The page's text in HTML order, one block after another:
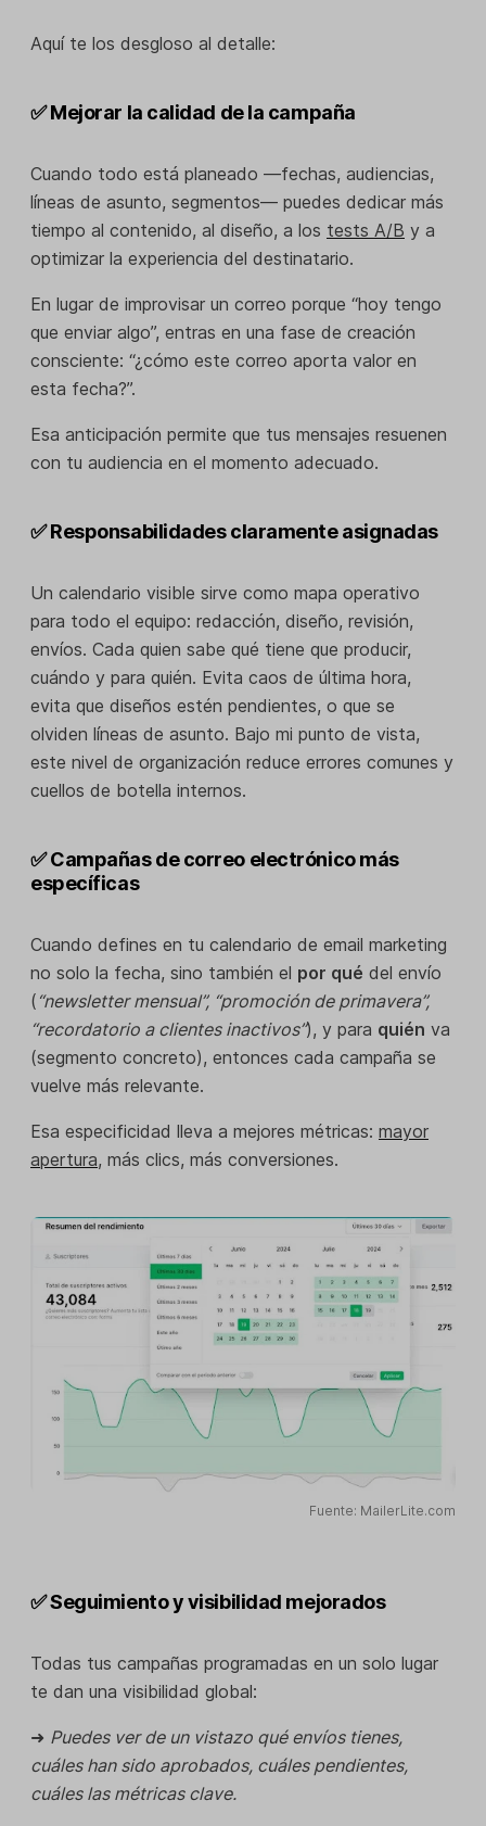
Aquí te los desgloso al detalle:
✅ Mejorar la calidad de la campaña
Cuando todo está planeado —fechas, audiencias,
líneas de asunto, segmentos— puedes dedicar más
tiempo al contenido, al diseño, a los tests A/B y a
optimizar la experiencia del destinatario.
En lugar de improvisar un correo porque “hoy tengo
que enviar algo”, entras en una fase de creación
consciente: “¿cómo este correo aporta valor en
esta fecha?”.
Esa anticipación permite que tus mensajes resuenen
con tu audiencia en el momento adecuado.
✅ Responsabilidades claramente asignadas
Un calendario visible sirve como mapa operativo
para todo el equipo: redacción, diseño, revisión,
envíos. Cada quien sabe qué tiene que producir,
cuándo y para quién. Evita caos de última hora,
evita que diseños estén pendientes, o que se
olviden líneas de asunto. Bajo mi punto de vista,
este nivel de organización reduce errores comunes y
cuellos de botella internos.
✅ Campañas de correo electrónico más
específicas
Cuando defines en tu calendario de email marketing
no solo la fecha, sino también el por qué del envío
( “newsletter mensual”, “promoción de primavera”,
“recordatorio a clientes inactivos”), y para quién va
(segmento concreto), entonces cada campaña se
vuelve más relevante.
Esa especificidad lleva a mejores métricas: mayor
apertura, más clics, más conversiones.
Fuente: MailerLite.com
✅ Seguimiento y visibilidad mejorados
Todas tus campañas programadas en un solo lugar
te dan una visibilidad global:
➜ Puedes ver de un vistazo qué envíos tienes,
cuáles han sido aprobados, cuáles pendientes,
cuáles las métricas clave.